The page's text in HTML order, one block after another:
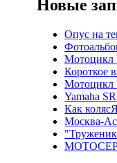
Новые
Опус на
Мотоцикл
Короткое
Мотоцикл
Yamaha
Как
Москва-